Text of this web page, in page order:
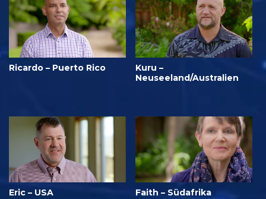
Ricardo – Puerto Rico
Kuru –
Neuseeland/Australien
Eric – USA Faith – Südafrika